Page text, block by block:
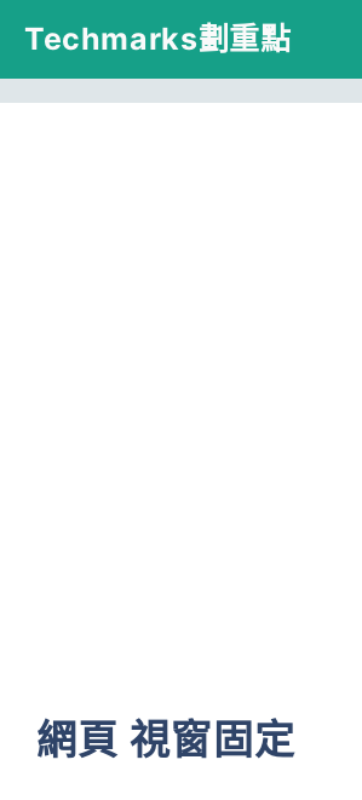
跳
主
Techmarks劃重點
網頁 視窗固定